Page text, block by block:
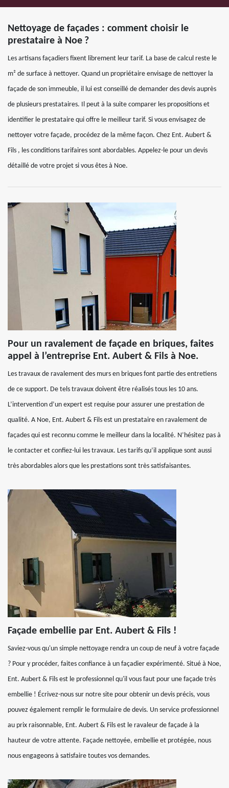
Nettoyage de façades : comment choisir le
prestataire à Noe ?
Les artisans façadiers fixent librement leur tarif. La base de calcul reste le
m² de surface à nettoyer. Quand un propriétaire envisage de nettoyer la
façade de son immeuble, il lui est conseillé de demander des devis auprès
de plusieurs prestataires. Il peut à la suite comparer les propositions et
identifier le prestataire qui offre le meilleur tarif. Si vous envisagez de
nettoyer votre façade, procédez de la même façon. Chez Ent. Aubert &
Fils , les conditions tarifaires sont abordables. Appelez-le pour un devis
détaillé de votre projet si vous êtes à Noe.
Pour un ravalement de façade en briques, faites
appel à l’entreprise Ent. Aubert & Fils à Noe.
Les travaux de ravalement des murs en briques font partie des entretiens
de ce support. De tels travaux doivent être réalisés tous les 10 ans.
L’intervention d’un expert est requise pour assurer une prestation de
qualité. A Noe, Ent. Aubert & Fils est un prestataire en ravalement de
façades qui est reconnu comme le meilleur dans la localité. N’hésitez pas à
le contacter et confiez-lui les travaux. Les tarifs qu’il applique sont aussi
très abordables alors que les prestations sont très satisfaisantes.
Façade embellie par Ent. Aubert & Fils !
Saviez-vous qu'un simple nettoyage rendra un coup de neuf à votre façade
? Pour y procéder, faites confiance à un façadier expérimenté. Situé à Noe,
Ent. Aubert & Fils est le professionnel qu'il vous faut pour une façade très
embellie ! Écrivez-nous sur notre site pour obtenir un devis précis, vous
pouvez également remplir le formulaire de devis. Un service professionnel
au prix raisonnable, Ent. Aubert & Fils est le ravaleur de façade à la
hauteur de votre attente. Façade nettoyée, embellie et protégée, nous
nous engageons à satisfaire toutes vos demandes.